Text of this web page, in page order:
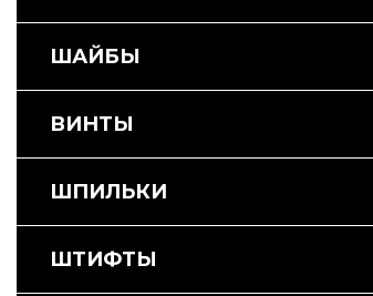
ШАЙБЫ
ВИНТЫ
ШПИЛЬКИ
ШТИФТЫ